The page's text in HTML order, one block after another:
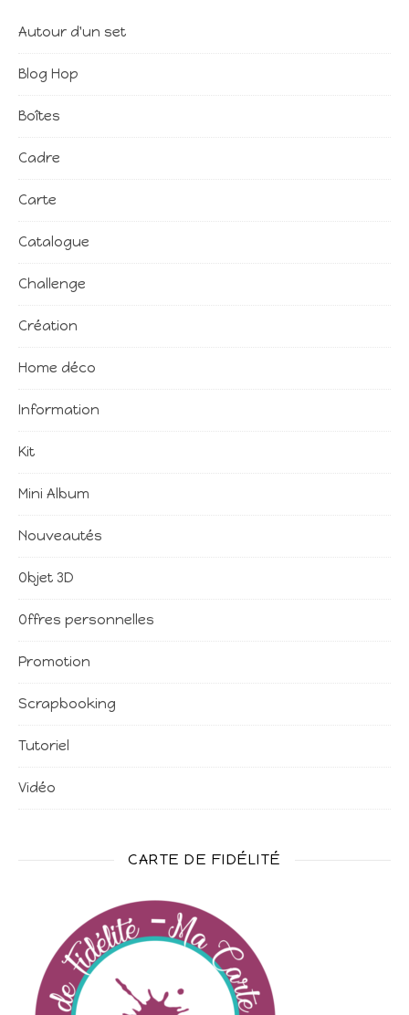
Autour d'un set
Blog Hop
Boîtes
Cadre
Carte
Catalogue
Challenge
Création
Home déco
Information
Kit
Mini Album
Nouveautés
Objet 3D
Offres personnelles
Promotion
Scrapbooking
Tutoriel
Vidéo
CARTE DE FIDÉLITÉ